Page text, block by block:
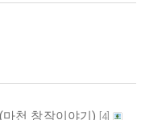
천 창작이야기) 4]